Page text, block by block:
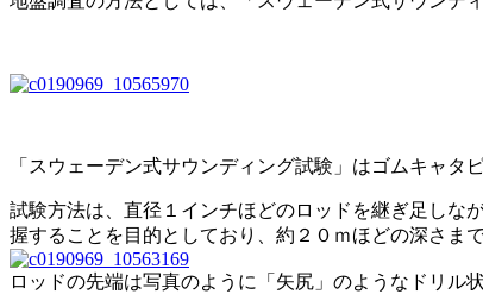
「スウェーデン式サウンディング試験」はゴムキャタ
試験方法は、直径１インチほどのロッドを継ぎ足しな
握することを目的としており、約２０ｍほどの深さま
ロッドの先端は写真のように「矢尻」のようなドリル